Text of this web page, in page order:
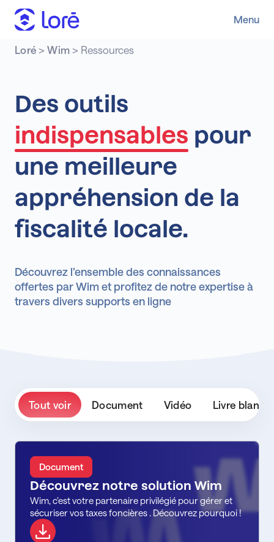
Menu
Des outils
indispensables pour
une meilleure
appréhension de la
fiscalité locale.
Découvrez l’ensemble des connaissances
offertes par Wim et profitez de notre expertise à
travers divers supports en ligne
Loré >Wim > Ressources
Tout voir Document Vidéo Livre blanc
Document
Découvrez notre solution Wim
Wim, c’est votre partenaire privilégié pour gérer et
sécuriser vos taxes foncières . Découvrez pourquoi !